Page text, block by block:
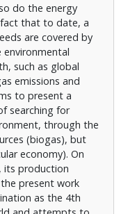
ορυκτά καύσιμα.
την αναγκαιότητα
οικονομίας, με
Οικονομίας.
που δίνει
επισκευή,
μεγιστοποίηση
σε όλες τις
οικονομία
για
Η εισαγωγή του
δίνει τη
επίπεδο, να
do the energy
that to date, a
are covered by
such as global
emissions and
to present a
searching for
through the
(biogas), but
economy). On
its production
present work
as the 4th